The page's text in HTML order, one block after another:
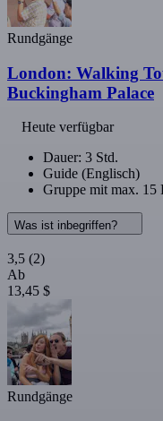
Rundgänge
London: Walking
Buckingham Palace
Heute verfügbar
Dauer: 3 Std.
Guide (Englisch)
Gruppe mit max. 15
Was ist inbegriffen?
3,5 (2)
Ab
13,45 $
Rundgänge